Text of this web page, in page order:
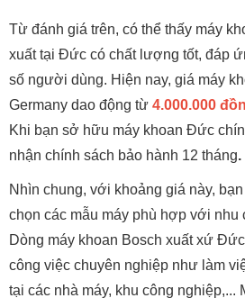
Từ đánh giá trên, có thể thấy máy
xuất tại Đức có chất lượng tốt, đáp
số người dùng. Hiện nay, giá máy
Germany dao động từ 4.000.000
Khi bạn sở hữu máy khoan Đức
nhận chính sách bảo hành 12 tháng.
Nhìn chung, với khoảng giá này,
chọn các mẫu máy phù hợp với nhu
Dòng máy khoan Bosch xuất xứ
công việc chuyên nghiệp như làm
tại các nhà máy, khu công nghiệp,...